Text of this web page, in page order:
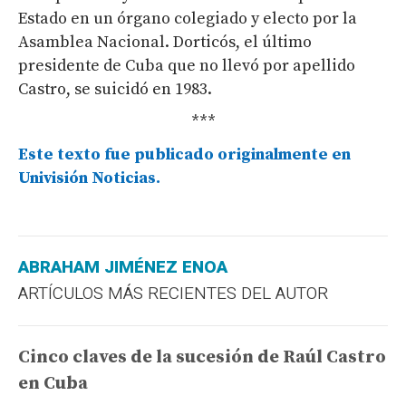
Estado en un órgano colegiado y electo por la
Asamblea Nacional. Dorticós, el último
presidente de Cuba que no llevó por apellido
Castro, se suicidó en 1983.
***
Este texto fue publicado originalmente en
Univisión Noticias.
ABRAHAM JIMÉNEZ ENOA
ARTÍCULOS MÁS RECIENTES DEL AUTOR
Cinco claves de la sucesión de Raúl Castro
en Cuba